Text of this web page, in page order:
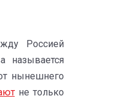
Россией
называется
нынешнего
не только